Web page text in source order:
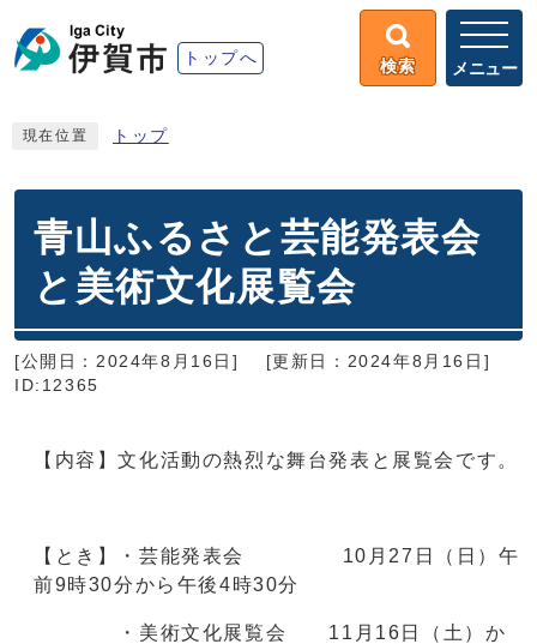
トップへ 検索 メニュー
現在位置 トップ
青山ふるさと芸能発表会
と美術文化展覧会
[公開日：2024年8月16日]
[更新日：2024年8月16日]
ID:12365
【内容】文化活動の熱烈な舞台発表と展覧会です。
【とき】・芸能発表会 10月27日（日）午
前9時30分から午後4時30分
・美術文化展覧会 11月16日（土）か